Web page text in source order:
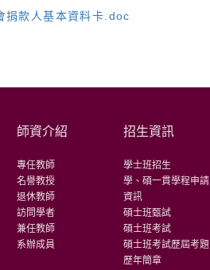
捐款人基本資料卡.doc
師資介紹
專任教師
名譽教授
退休教師
訪問學者
兼任教師
系辦成員
招生資訊
學士班招生
學、碩一貫學程申請
資訊
碩士班甄試
碩士班考試
碩士班考試歷屆考題
歷年簡章